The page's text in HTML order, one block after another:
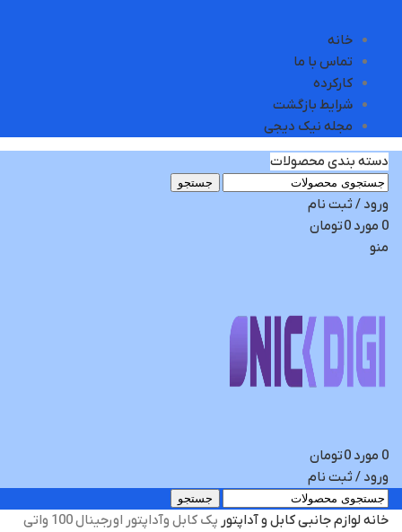
خانه
تماس با ما
کارکرده
شرایط بازگشت
مجله نیک دیجی
دسته بندی محصولات
جستجو
ورود / ثبت نام
0 مورد 0تومان
منو
0 مورد 0تومان
ورود / ثبت نام
جستجو
خانه لوازم جانبیکابل و آداپتور
پک کابل وآداپتور اورجینال 100 واتی